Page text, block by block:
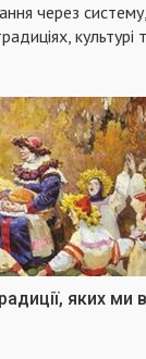
через
культурі
яких ми